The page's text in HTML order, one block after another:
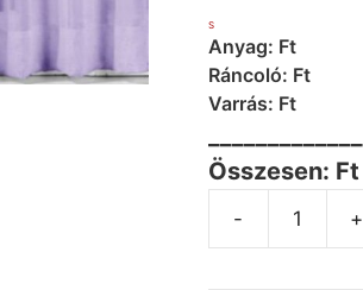
S
Anyag: Ft
Ráncoló: Ft
Varrás: Ft
Összesen: Ft
- +